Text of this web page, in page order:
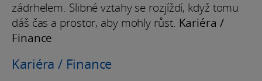
zádrhelem. Slibné vztahy se rozjíždí, když tomu
dáš čas a prostor, aby mohly růst. Kariéra /
Finance
Kariéra / Finance